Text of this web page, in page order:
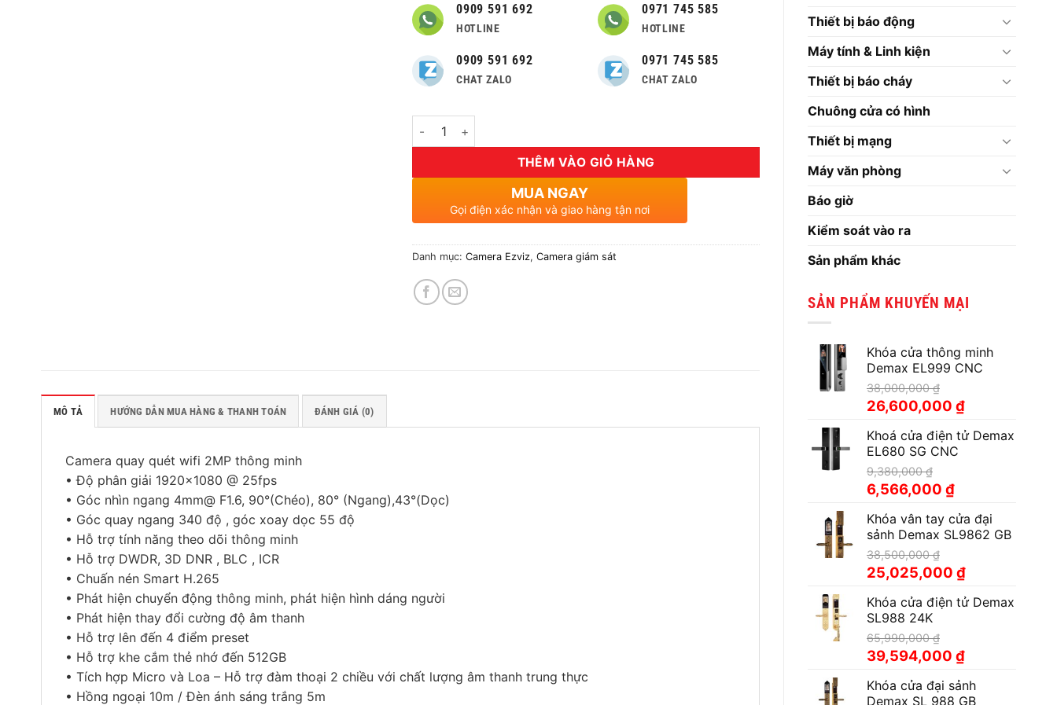
Thiết bị báo động
Máy tính & Linh kiện
Thiết bị báo cháy
Chuông cửa có hình
Thiết bị mạng
Máy văn phòng
Báo giờ
Kiểm soát vào ra
Sản phẩm khác
SẢN PHẨM KHUYẾN MẠI
Khóa cửa thông minh
Demax EL999 CNC
38,000,000₫
Giá
là:
38,000,000 ₫.
26,600,000 ₫Giá
tại
Khoá cửa điện tử Demax
EL680 SG CNC
9,380,000₫
Giá
là:
9,380,000 ₫.
6,566,000 ₫Giá
tại
là:
Khóa vân tay cửa đại
sảnh Demax SL9862 GB
38,500,000₫
Giá
là:
38,500,000 ₫.
25,025,000 ₫Giá
tại
Khóa cửa điện tử Demax
SL988 24K
65,990,000₫
Giá
là:
39,594,000 ₫Giá
tại
Khóa cửa đại sảnh
Demax SL 988 GB
0909 591 692
HOTLINE
0909 591 692
CHAT ZALO
0971 745 585
HOTLINE
0971 745 585
CHAT ZALO
Số lượng
THÊM VÀO GIỎ HÀNG
MUA NGAY
Gọi điện xác nhận và giao hàng tận nơi
Danh mục: Camera Ezviz, Camera giám sát
MÔ TẢ HƯỚNG DẪN MUA HÀNG & THANH TOÁN ĐÁNH GIÁ (0)
Camera quay quét wifi 2MP thông minh
• Độ phân giải 1920×1080 @ 25fps
• Góc nhìn ngang 4mm@ F1.6, 90°(Chéo), 80° (Ngang),43°(Dọc)
• Góc quay ngang 340 độ , góc xoay dọc 55 độ
• Hỗ trợ tính năng theo dõi thông minh
• Hỗ trợ DWDR, 3D DNR , BLC , ICR
• Chuấn nén Smart H.265
• Phát hiện chuyển động thông minh, phát hiện hình dáng người
• Phát hiện thay đổi cường độ âm thanh
• Hỗ trợ lên đến 4 điểm preset
• Hỗ trợ khe cắm thẻ nhớ đến 512GB
• Tích hợp Micro và Loa – Hỗ trợ đàm thoại 2 chiều với chất lượng âm thanh trung thực
• Hồng ngoại 10m / Đèn ánh sáng trắng 5m